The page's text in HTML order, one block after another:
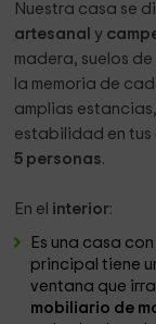
Nuestra casa se
artesanal y
madera, suelos
la memoria de
amplias
estabilidad en tus
5 personas.
En el interior:
Es una casa con
principal tiene
ventana que
mobiliario de